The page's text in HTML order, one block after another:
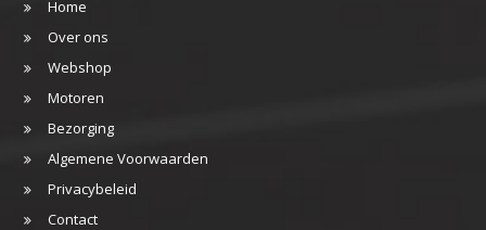
Home
Over ons
Webshop
Motoren
Bezorging
Algemene Voorwaarden
Privacybeleid
Contact